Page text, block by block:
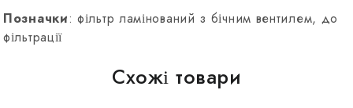
Позначки: фільтр ламінований з бічним вентилем, до
фільтрації
Схожі товари